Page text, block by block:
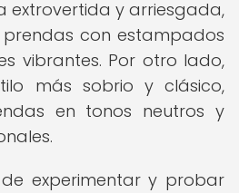
extrovertida y arriesgada,
con estampados
vibrantes. Por otro lado,
más sobrio y clásico,
en tonos neutros y
experimentar y probar